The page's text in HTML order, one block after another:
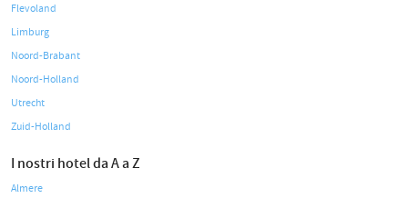
Flevoland
Limburg
Noord-Brabant
Noord-Holland
Utrecht
Zuid-Holland
I nostri hotel da A a Z
Almere